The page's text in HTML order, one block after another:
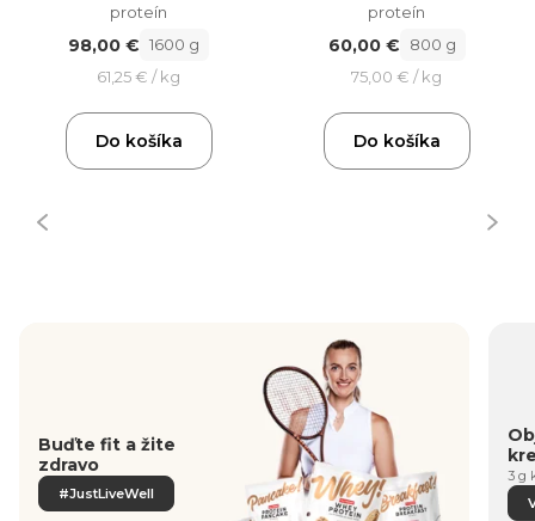
proteín
98,00 € 1600 g
61,25 € / kg
Do košíka
proteín
60,00 €
800 g
75,00 € / kg
Do košíka
Buďte fit a žite
zdravo
#JustLiveWell
3 g